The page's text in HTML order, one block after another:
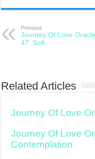
Previous
Journey Of Love
47: Soft
Related Articles
Journey Of Love
Journey Of Love
Contemplation